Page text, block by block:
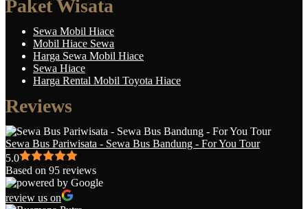
Paket Wisata
Sewa Mobil Hiace
Mobil Hiace Sewa
Harga Sewa Mobil Hiace
Sewa Hiace
Harga Rental Mobil Toyota Hiace
Reviews
Sewa Bus Pariwisata - Sewa Bus Bandung - For You Tour
5.0
Based on 95 reviews
review us on